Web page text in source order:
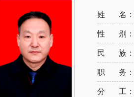
姓 名：
性 别：
民 族：
职 务：
分 工：